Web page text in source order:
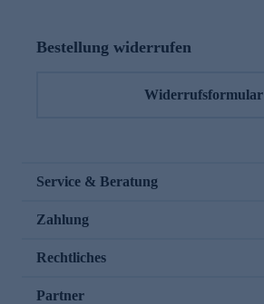
Bestellung widerrufen
Widerrufsformular
Service & Beratung
Zahlung
Rechtliches
Partner